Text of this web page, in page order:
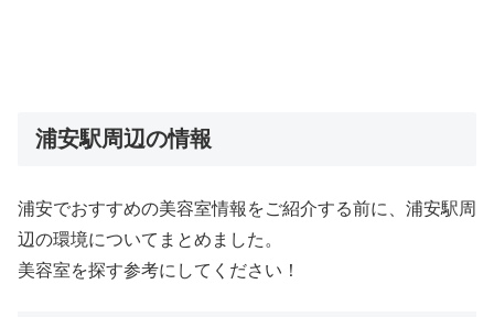
浦安駅周辺の情報
浦安でおすすめの美容室情報をご紹介する前に、浦安駅周
辺の環境についてまとめました。
美容室を探す参考にしてください！